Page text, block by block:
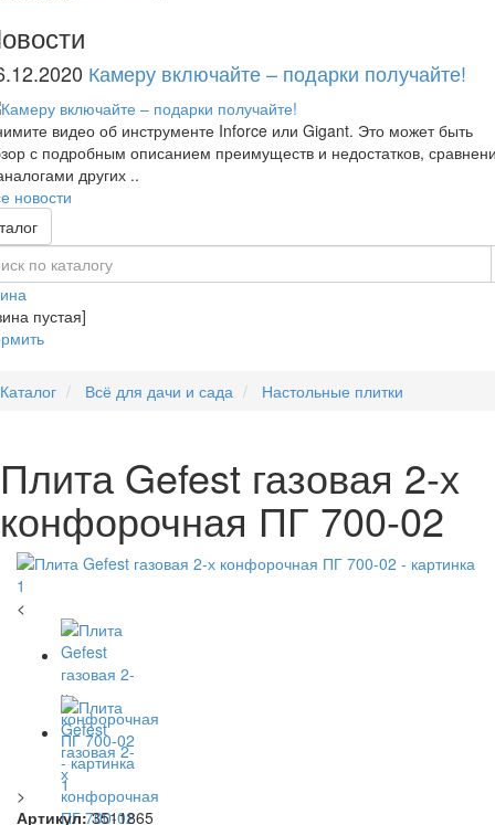
Камеру включайте – подарки получайте!
видео об инструменте Inforce или Gigant. Это может быть
с подробным описанием преимуществ и недостатков,
других ..
новости
пустая]
Каталог Всё для дачи и сада Настольные плитки
Плита Gefest газовая 2-х
конфорочная ПГ 700-02
<
>
Артикул: 3511865